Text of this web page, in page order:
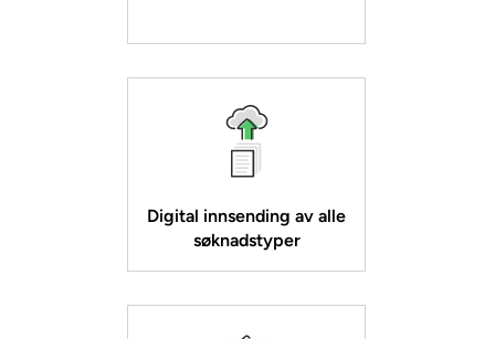
Digital innsending av alle
søknadstyper